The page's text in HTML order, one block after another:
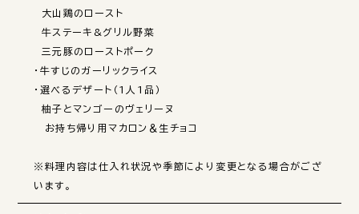
大山鶏のロースト
牛ステーキ&グリル野菜
三元豚のローストポーク
・牛すじのガーリックライス
・選べるデザート（1人1品）
柚子とマンゴーのヴェリーヌ
お持ち帰り用マカロン＆生チョコ
※料理内容は仕入れ状況や季節により変更となる場合がござ
います。